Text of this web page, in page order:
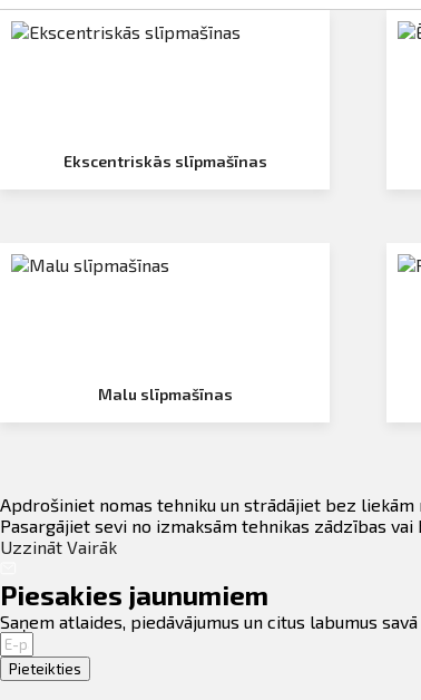
Ekscentriskās slīpmašīnas
Malu slīpmašīnas
Apdrošiniet nomas tehniku un strādājiet bez liekām
Pasargājiet sevi no izmaksām tehnikas zādzības
Uzzināt Vairāk
Piesakies jaunumiem
Saņem atlaides, piedāvājumus un citus labumus savā
Pieteikties